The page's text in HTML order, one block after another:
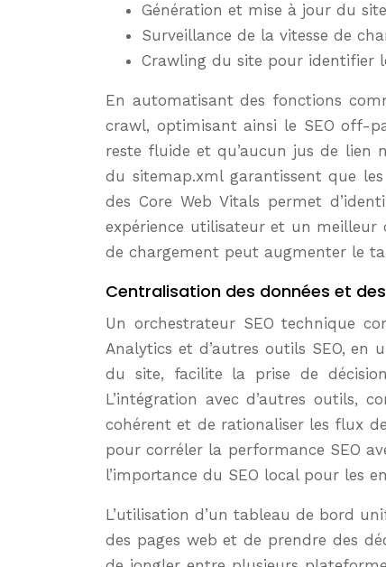
Génération et mise à jour du
Surveillance de la vitesse de
Crawling du site pour identifier
En automatisant des fonctions
crawl, optimisant ainsi le SEO off-
reste fluide et qu’aucun jus de lien
du sitemap.xml garantissent que
des Core Web Vitals permet
expérience utilisateur et un meilleur
de chargement peut augmenter le
Centralisation des données et
Un orchestrateur SEO technique
Analytics et d’autres outils SEO,
du site, facilite la prise de
L’intégration avec d’autres outils,
cohérent et de rationaliser les flux
pour corréler la performance SEO
l’importance du SEO local pour les
L’utilisation d’un tableau de bord
des pages web et de prendre des